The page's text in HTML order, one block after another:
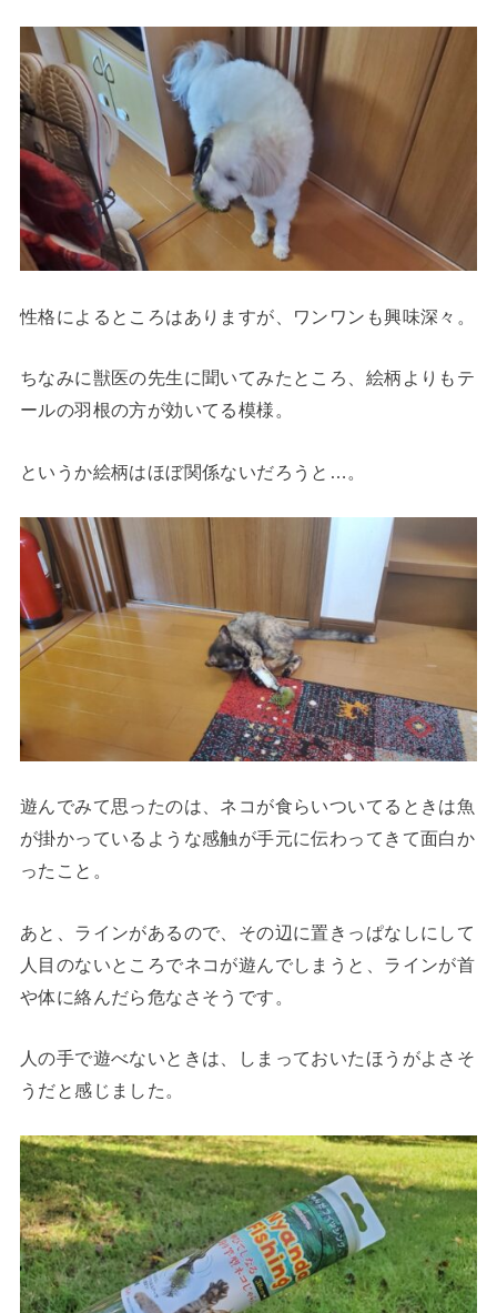
性格によるところはありますが、ワンワンも興味深々。
ちなみに獣医の先生に聞いてみたところ、絵柄よりもテ
ールの羽根の方が効いてる模様。
というか絵柄はほぼ関係ないだろうと…。
遊んでみて思ったのは、ネコが食らいついてるときは魚
が掛かっているような感触が手元に伝わってきて面白か
ったこと。
あと、ラインがあるので、その辺に置きっぱなしにして
人目のないところでネコが遊んでしまうと、ラインが首
や体に絡んだら危なさそうです。
人の手で遊べないときは、しまっておいたほうがよさそ
うだと感じました。